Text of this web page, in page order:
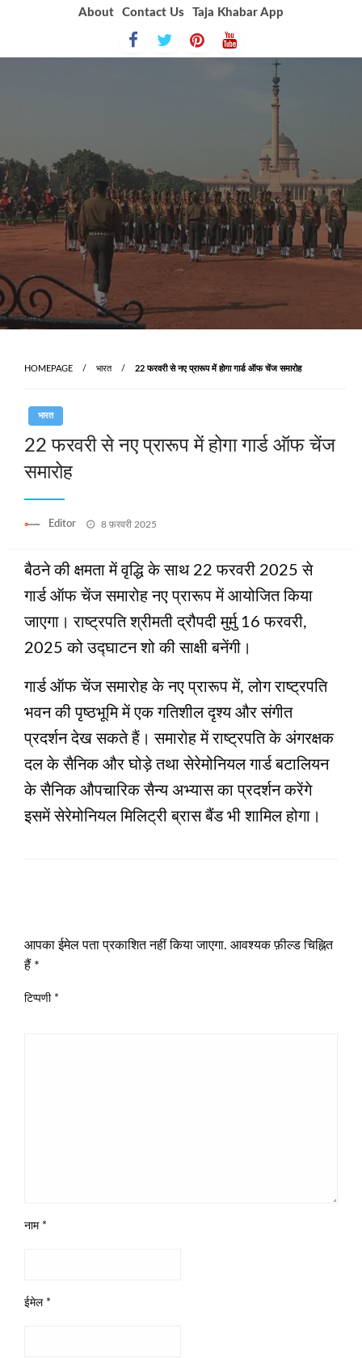
About Contact Us Taja Khabar App
HOMEPAGE भारत 22 फरवरी से नए प्रारूप में होगा गार्ड ऑफ चेंज समारोह
भारत
22 फरवरी से नए प्रारूप में होगा गार्ड ऑफ चेंज
समारोह
Editor
Posted
8 फ़रवरी 2025
बैठने की क्षमता में वृद्धि के साथ 22 फरवरी 2025 से
गार्ड ऑफ चेंज समारोह नए प्रारूप में आयोजित किया
जाएगा। राष्ट्रपति श्रीमती द्रौपदी मुर्मु 16 फरवरी,
2025 को उद्घाटन शो की साक्षी बनेंगी।
गार्ड ऑफ चेंज समारोह के नए प्रारूप में, लोग राष्ट्रपति
भवन की पृष्ठभूमि में एक गतिशील दृश्य और संगीत
प्रदर्शन देख सकते हैं। समारोह में राष्ट्रपति के अंगरक्षक
दल के सैनिक और घोड़े तथा सेरेमोनियल गार्ड बटालियन
के सैनिक औपचारिक सैन्य अभ्यास का प्रदर्शन करेंगे
इसमें सेरेमोनियल मिलिट्री ब्रास बैंड भी शामिल होगा।
आपका ईमेल पता प्रकाशित नहीं किया जाएगा. आवश्यक फ़ील्ड चिह्नित
हैं *
टिप्पणी *
नाम *
ईमेल *